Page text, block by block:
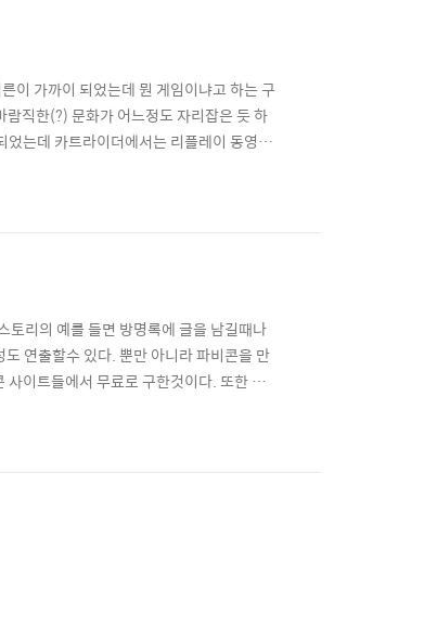
이 가까이 되었는데 뭔 게임이냐고 하는 구
직한(?) 문화가 어느정도 자리잡은 듯 하
는데 카트라이더에서는 리플레이 동영상
을 찾던 도중! 아주 아주 훌륭한 Catch 3D
토리의 예를 들면 방명록에 글을 남길때나
연출할수 있다. 뿐만 아니라 파비콘을 만
이트들에서 무료로 구한것이다. 또한 회
까? 무료 아이콘 사이트 BEST10▶